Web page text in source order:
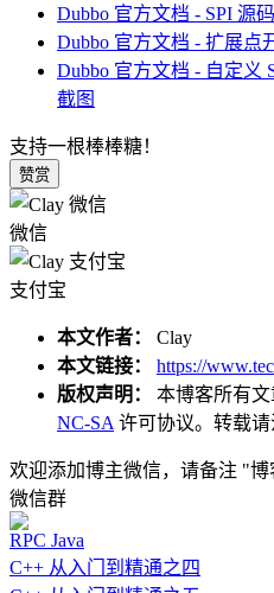
Dubbo 官方文档 - SPI 源
Dubbo 官方文档 - 扩展点
Dubbo 官方文档 - 自定义
截图
支持一根棒棒糖！
赞赏
微信
支付宝
本文作者：
Clay
本文链接：
https://
版权声明：
本博客所有
NC-SA 许可协议。转载请
欢迎添加博主微信，请备注 "
微信群
RPC Java
C++ 从入门到精通之四